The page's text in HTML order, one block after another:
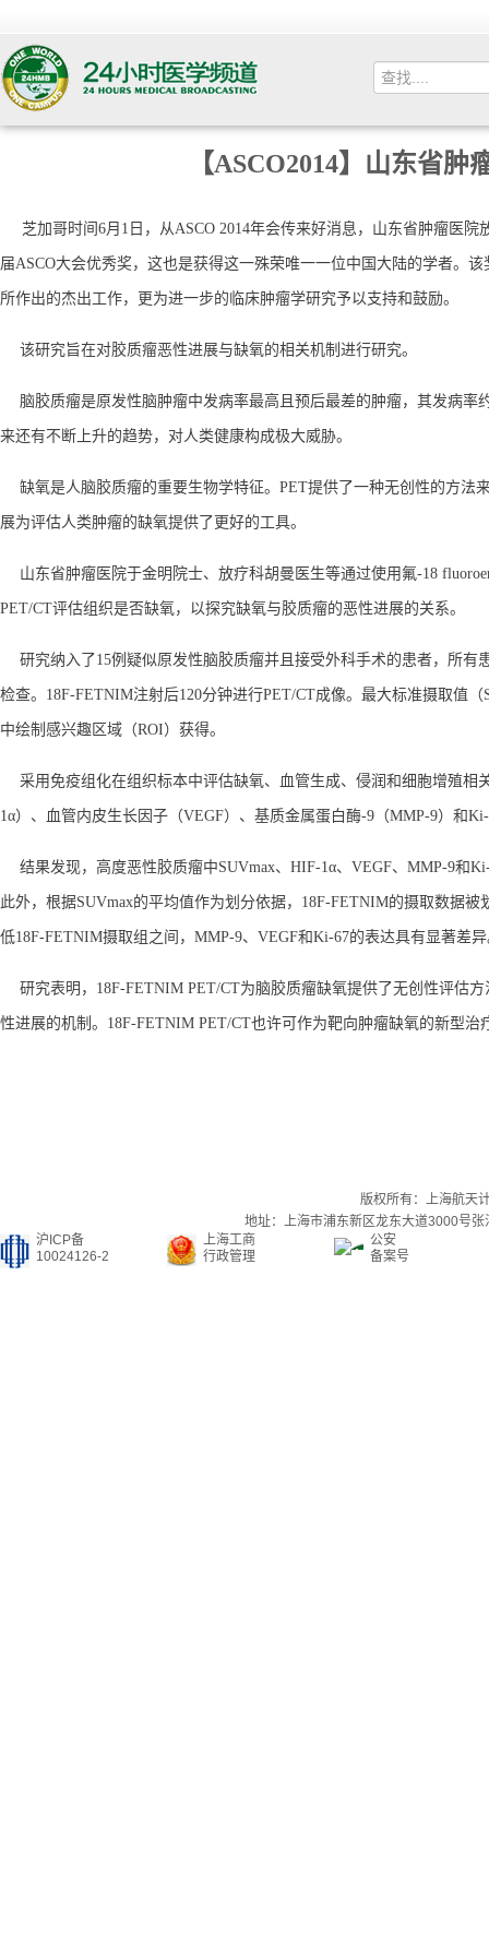
【ASCO2014】 山东省肿
芝加哥时间6月1日，从ASCO 2014年会传来好消息，山东省肿瘤医院
届ASCO大会优秀奖，这也是获得这一殊荣唯一一位中国大陆的学者。
所作出的杰出工作，更为进一步的临床肿瘤学研究予以支持和鼓励。
该研究旨在对胶质瘤恶性进展与缺氧的相关机制进行研究。
脑胶质瘤是原发性脑肿瘤中发病率最高且预后最差的肿瘤，其发病率
来还有不断上升的趋势，对人类健康构成极大威胁。
缺氧是人脑胶质瘤的重要生物学特征。PET提供了一种无创性的方法
展为评估人类肿瘤的缺氧提供了更好的工具。
山东省肿瘤医院于金明院士、放疗科胡曼医生等通过使用氟-18
PET/CT评估组织是否缺氧，以探究缺氧与胶质瘤的恶性进展的关系。
研究纳入了15例疑似原发性脑胶质瘤并且接受外科手术的患者，所有
检查。18F-FETNIM注射后120分钟进行PET/CT成像。最大标准摄取值
中绘制感兴趣区域（ROI）获得。
采用免疫组化在组织标本中评估缺氧、血管生成、侵润和细胞增殖相
1α）、血管内皮生长因子（VEGF）、基质金属蛋白酶-9（MMP-9）和
结果发现，高度恶性胶质瘤中SUVmax、HIF-1α、VEGF、MMP-9和
此外，根据SUVmax的平均值作为划分依据，18F-FETNIM的摄取数据
低18F-FETNIM摄取组之间，MMP-9、VEGF和Ki-67的表达具有显著差
研究表明，18F-FETNIM PET/CT为脑胶质瘤缺氧提供了无创性评估
性进展的机制。18F-FETNIM PET/CT也许可作为靶向肿瘤缺氧的新型治
版权所有：上海航天
地址：上海市浦东新区龙东大道3000号
沪ICP备
10024126-2
上海工商
行政管理
公安
备案号